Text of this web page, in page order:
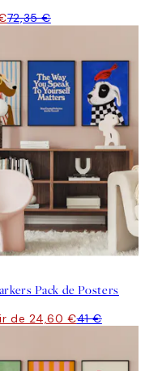
72,35 €
Pack de Posters
de 24,60 €41 €